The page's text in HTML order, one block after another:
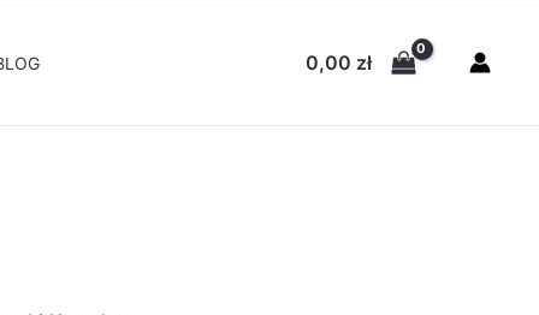
0,00 zł